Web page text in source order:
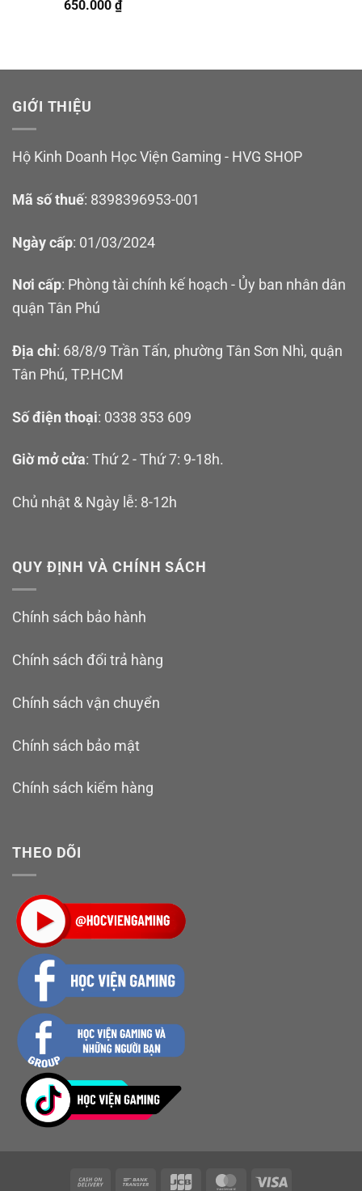
650.000 ₫
GIỚI THIỆU
Hộ Kinh Doanh Học Viện Gaming - HVG SHOP
Mã số thuế: 8398396953-001
Ngày cấp: 01/03/2024
Nơi cấp: Phòng tài chính kế hoạch - Ủy ban nhân dân
quận Tân Phú
Địa chỉ: 68/8/9 Trần Tấn, phường Tân Sơn Nhì, quận
Tân Phú, TP.HCM
Số điện thoại: 0338 353 609
Giờ mở cửa: Thứ 2 - Thứ 7: 9-18h.
Chủ nhật & Ngày lễ: 8-12h
QUY ĐỊNH VÀ CHÍNH SÁCH
Chính sách bảo hành
Chính sách đổi trả hàng
Chính sách vận chuyển
Chính sách bảo mật
Chính sách kiểm hàng
THEO DÕI
Cash Bank JCB MasterCard